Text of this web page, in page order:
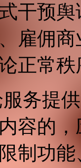
干预
雇佣
正常
务提
容的
制功